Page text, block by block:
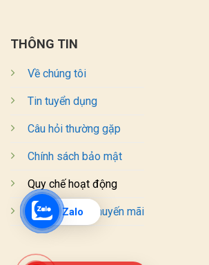
THÔNG TIN
Về chúng tôi
Tin tuyển dụng
Câu hỏi thường gặp
Chính sách bảo mật
Quy chế hoạt động
Chương trình khuyến mãi
Zalo